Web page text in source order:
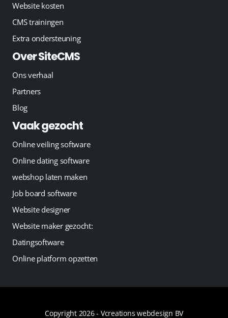
Website kosten
CMS trainingen
Extra ondersteuning
Over SiteCMS
Ons verhaal
Partners
Blog
Vaak gezocht
Online veiling software
Online dating software
webshop laten maken
Job board software
Website designer
Website maker gezocht:
Datingsoftware
Online platform opzetten
Copyright 2026 - Vcreations webdesign BV